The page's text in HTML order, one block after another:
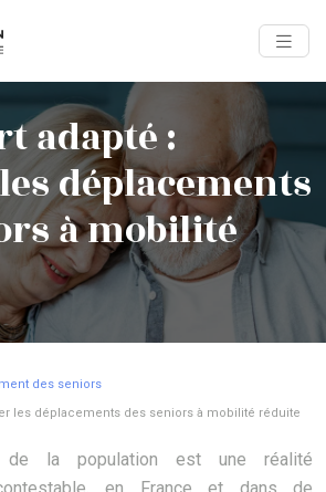
adapté :
déplacements
à mobilité
des seniors
les déplacements des seniors à mobilité réduite
de la population est une réalité